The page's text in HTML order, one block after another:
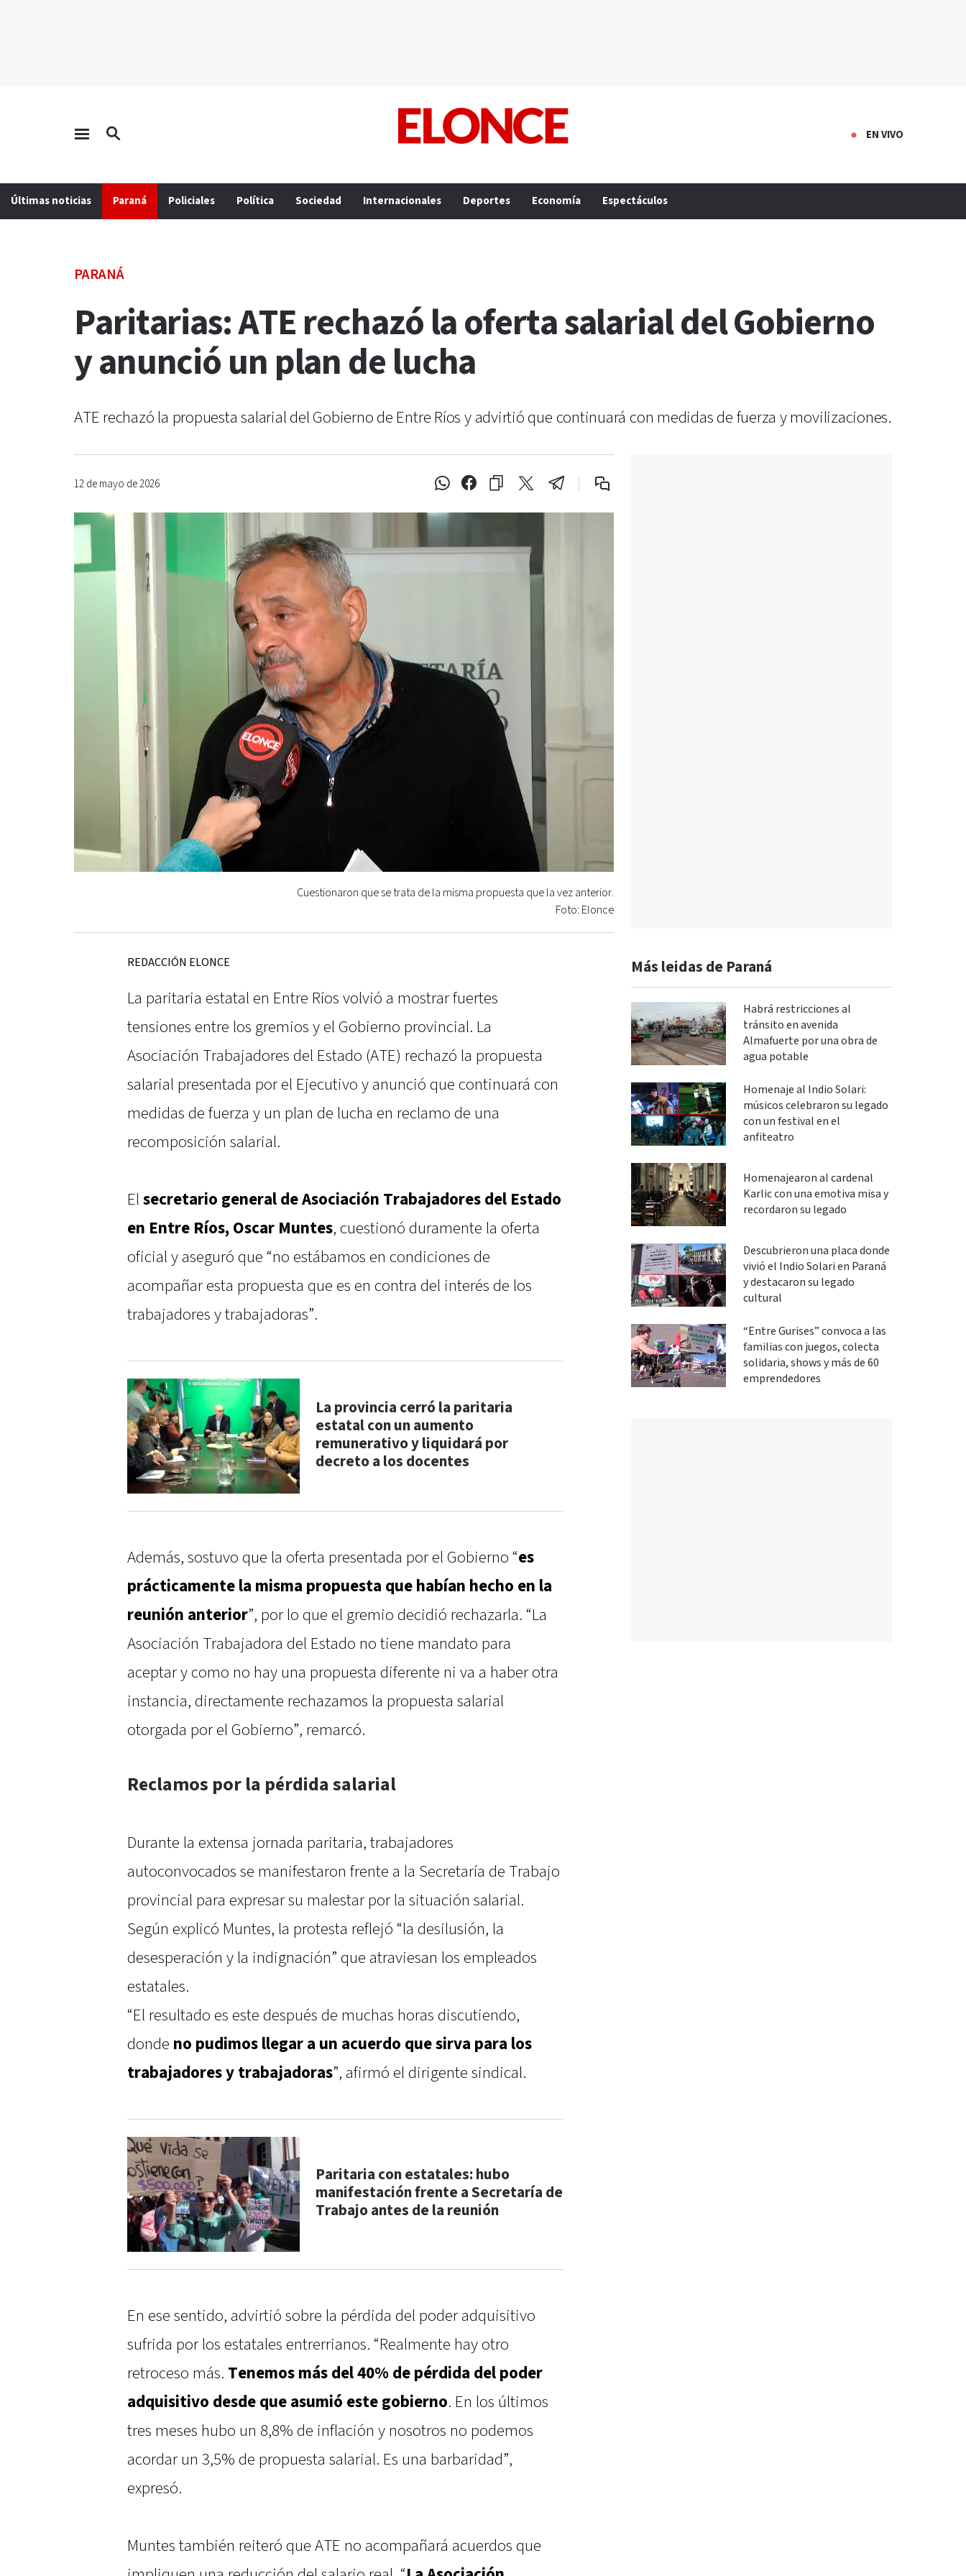
EN VIVO
Últimas noticias Paraná Policiales Política Sociedad Internacionales Deportes Economía Espectáculos
PARANÁ
Paritarias: ATE rechazó la oferta salarial del Gobierno
y anunció un plan de lucha
ATE rechazó la propuesta salarial del Gobierno de Entre Ríos y advirtió que continuará con medidas de fuerza y movilizaciones.
12 de mayo de 2026
Cuestionaron que se trata de la misma propuesta que la vez anterior.
Foto: Elonce
REDACCIÓN ELONCE
La paritaria estatal en Entre Ríos volvió a mostrar fuertes
tensiones entre los gremios y el Gobierno provincial. La
Asociación Trabajadores del Estado (ATE) rechazó la propuesta
salarial presentada por el Ejecutivo y anunció que continuará con
medidas de fuerza y un plan de lucha en reclamo de una
recomposición salarial.
El secretario general de Asociación Trabajadores del Estado
en Entre Ríos, Oscar Muntes, cuestionó duramente la oferta
oficial y aseguró que “no estábamos en condiciones de
acompañar esta propuesta que es en contra del interés de los
trabajadores y trabajadoras”.
La provincia cerró la paritaria
estatal con un aumento
remunerativo y liquidará por
decreto a los docentes
Además, sostuvo que la oferta presentada por el Gobierno “es
prácticamente la misma propuesta que habían hecho en la
reunión anterior”, por lo que el gremio decidió rechazarla. “La
Asociación Trabajadora del Estado no tiene mandato para
aceptar y como no hay una propuesta diferente ni va a haber otra
instancia, directamente rechazamos la propuesta salarial
otorgada por el Gobierno”, remarcó.
Reclamos por la pérdida salarial
Durante la extensa jornada paritaria, trabajadores
autoconvocados se manifestaron frente a la Secretaría de Trabajo
provincial para expresar su malestar por la situación salarial.
Según explicó Muntes, la protesta reflejó “la desilusión, la
desesperación y la indignación” que atraviesan los empleados
estatales.
“El resultado es este después de muchas horas discutiendo,
donde no pudimos llegar a un acuerdo que sirva para los
trabajadores y trabajadoras”, afirmó el dirigente sindical.
Paritaria con estatales: hubo
manifestación frente a Secretaría de
Trabajo antes de la reunión
En ese sentido, advirtió sobre la pérdida del poder adquisitivo
sufrida por los estatales entrerrianos. “Realmente hay otro
retroceso más. Tenemos más del 40% de pérdida del poder
adquisitivo desde que asumió este gobierno. En los últimos
tres meses hubo un 8,8% de inflación y nosotros no podemos
acordar un 3,5% de propuesta salarial. Es una barbaridad”,
expresó.
Muntes también reiteró que ATE no acompañará acuerdos que
Más leidas de Paraná
Habrá restricciones al
tránsito en avenida
Almafuerte por una obra de
agua potable
Homenaje al Indio Solari:
músicos celebraron su legado
con un festival en el
anfiteatro
Homenajearon al cardenal
Karlic con una emotiva misa y
recordaron su legado
Descubrieron una placa donde
vivió el Indio Solari en Paraná
y destacaron su legado
cultural
“Entre Gurises” convoca a las
familias con juegos, colecta
solidaria, shows y más de 60
emprendedores